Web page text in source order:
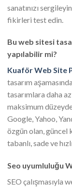
sanatınızı
fikirleri test edin.
Bu web sitesi
yapılabilir mi?
Kuaför Web Site
tasarım
tasarımlara daha
maksimum
Google, Yahoo,
özgün olan, güncel
tabanlı, sade ve
Seo uyumluluğu
SEO çalışmasıyla